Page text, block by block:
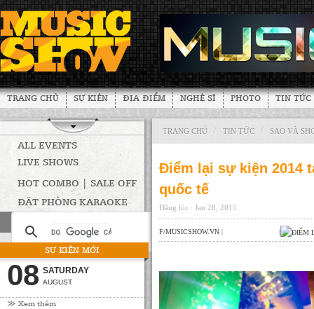
TRANG CHỦ SỰ KIỆN ĐỊA ĐIỂM NGHỆ SĨ PHOTO TIN TỨC
ALL EVENTS
LIVE SHOWS
HOT COMBO | SALE OFF
ĐẶT PHÒNG KARAOKE
SỰ KIỆN MỚI
08 SATURDAY
AUGUST
≫ Xem thêm
TRANG CHỦ / TIN TỨC / SAO VÀ
Điểm lại sự kiện 2014
quốc tế
Đăng lúc : Jan 28, 2015
F/MUSICSHOW.VN | |